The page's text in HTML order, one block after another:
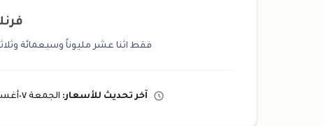
فقط اثنا عشر مليوناً وسبعمائة
آخر تحديث للأسعار: الجمعة ٠٧